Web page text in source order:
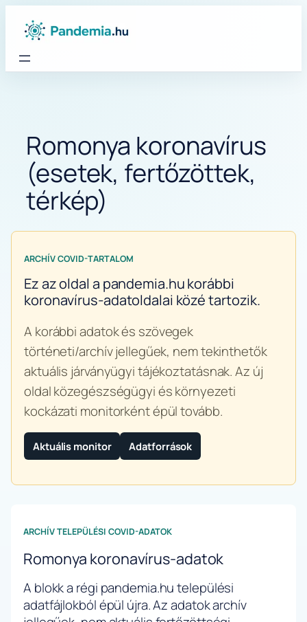
Romonya koronavírus
(esetek, fertőzöttek,
térkép)
ARCHÍV COVID-TARTALOM
Ez az oldal a pandemia.hu korábbi
koronavírus-adatoldalai közé tartozik.
A korábbi adatok és szövegek
történeti/archív jellegűek, nem tekinthetők
aktuális járványügyi tájékoztatásnak. Az új
oldal közegészségügyi és környezeti
kockázati monitorként épül tovább.
Aktuális monitor Adatforrások
ARCHÍV TELEPÜLÉSI COVID-ADATOK
Romonya koronavírus-adatok
A blokk a régi pandemia.hu települési
adatfájlokból épül újra. Az adatok archív